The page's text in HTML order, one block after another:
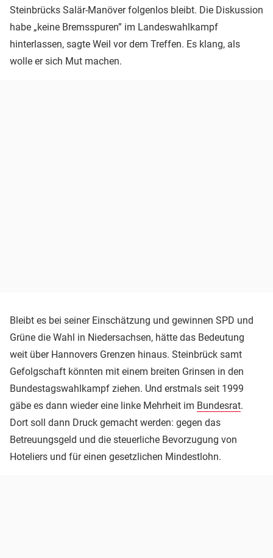
Steinbrücks Salär-Manöver folgenlos bleibt. Die Diskussion
habe „keine Bremsspuren” im Landeswahlkampf
hinterlassen, sagte Weil vor dem Treffen. Es klang, als
wolle er sich Mut machen.
Bleibt es bei seiner Einschätzung und gewinnen SPD und
Grüne die Wahl in Niedersachsen, hätte das Bedeutung
weit über Hannovers Grenzen hinaus. Steinbrück samt
Gefolgschaft könnten mit einem breiten Grinsen in den
Bundestagswahlkampf ziehen. Und erstmals seit 1999
gäbe es dann wieder eine linke Mehrheit im Bundesrat.
Dort soll dann Druck gemacht werden: gegen das
Betreuungsgeld und die steuerliche Bevorzugung von
Hoteliers und für einen gesetzlichen Mindestlohn.